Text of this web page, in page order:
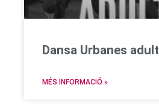
Dansa Urbanes adult
MÉS INFORMACIÓ »